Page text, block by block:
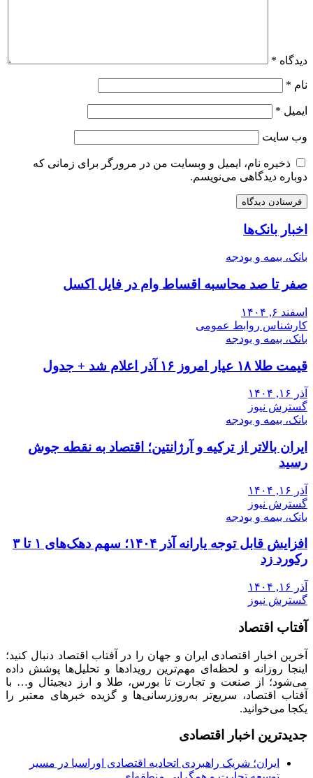
دیدگاه *
نام *
ایمیل *
وب‌ سایت
ذخیره نام، ایمیل و وبسایت من در مرورگر برای زمانی که
دوباره دیدگاهی می‌نویسم.
اخبار بانک‌ها
بانک، بیمه و بودجه
صفر تا صد محاسبه اقساط وام در فایل اکسل
اسفند ۶, ۱۴۰۴
کارشناس روابط عمومی
بانک، بیمه و بودجه
قیمت طلا ۱۸ عیار امروز ۱۶ آذر اعلام شد + جدول
آذر ۱۶, ۱۴۰۴
گسترش نیوز
بانک، بیمه و بودجه
ایران بالاتر از ترکیه و آرژانتین؛ اقتصاد به نقطه جوش
رسید
آذر ۱۶, ۱۴۰۴
گسترش نیوز
بانک، بیمه و بودجه
افزایش قابل توجه یارانه آذر ۱۴۰۴؛ سهم دهک‌های ۱ تا ۳
رکورد زد
آذر ۱۶, ۱۴۰۴
گسترش نیوز
آفتاب اقتصاد
آخرین اخبار اقتصادی ایران و جهان را در آفتاب اقتصاد دنبال کنید؛
اینجا روزانه و لحظه‌ای مهم‌ترین رویدادها و تحلیل‌ها پوشش داده
می‌شود؛ از صنعت و تجارت تا بورس، طلا و ارز دیجیتال و… با
آفتاب اقتصاد، سریع‌تر به‌روزرسانی‌ها و گزیده خبرهای معتبر را
یکجا می‌خوانید.
جدیدترین اخبار اقتصادی
ایران؛ شریک راهبردی اتحادیه اقتصادی اوراسیا در مسیر